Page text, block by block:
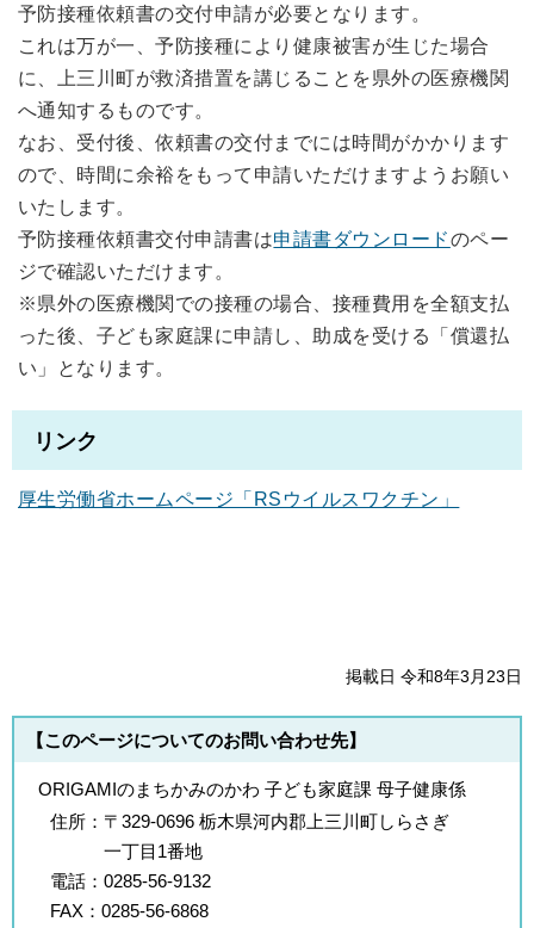
予防接種依頼書の交付申請が必要となります。
これは万が一、予防接種により健康被害が生じた場合
に、上三川町が救済措置を講じることを県外の医療機関
へ通知するものです。
なお、受付後、依頼書の交付までには時間がかかります
ので、時間に余裕をもって申請いただけますようお願い
いたします。
予防接種依頼書交付申請書は申請書ダウンロードのペー
ジで確認いただけます。
※県外の医療機関での接種の場合、接種費用を全額支払
った後、子ども家庭課に申請し、助成を受ける「償還払
い」となります。
リンク
厚生労働省ホームページ「RSウイルスワクチン」
掲載日 令和8年3月23日
【このページについてのお問い合わせ先】
ORIGAMIのまちかみのかわ 子ども家庭課 母子健康係
住所： 〒329-0696 栃木県河内郡上三川町しらさぎ
一丁目1番地
電話： 0285-56-9132
FAX： 0285-56-6868